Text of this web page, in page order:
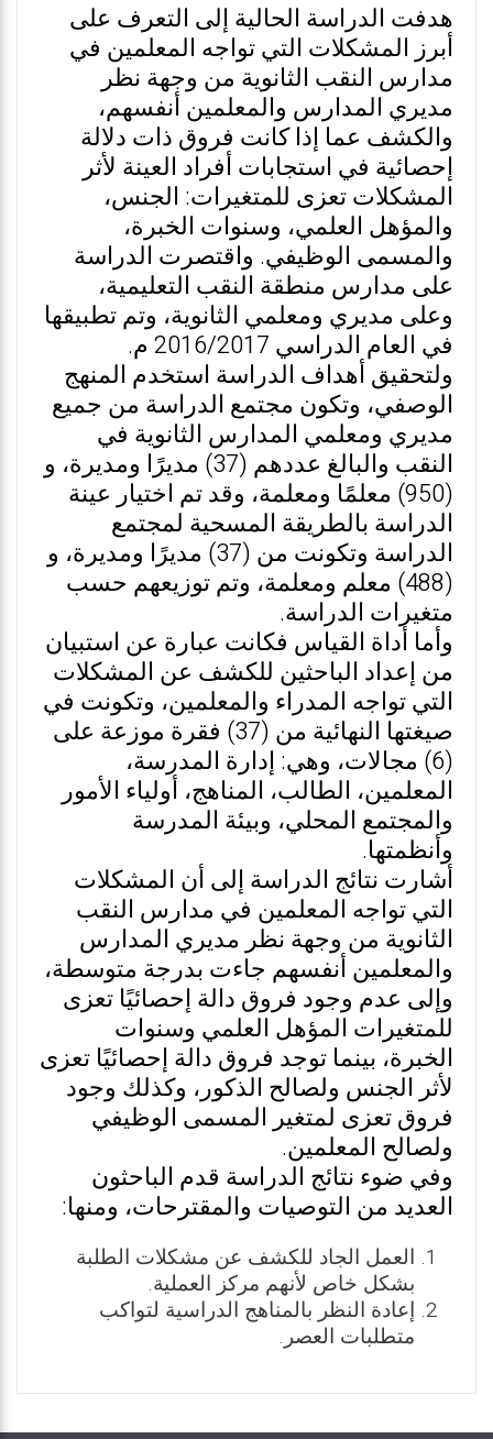
هدفت الدراسة الحالية إلى التعرف على
أبرز المشكلات التي تواجه المعلمين في
مدارس النقب الثانوية من وجهة نظر
مديري المدارس والمعلمين أنفسهم،
والكشف عما إذا كانت فروق ذات دلالة
إحصائية في استجابات أفراد العينة لأثر
المشكلات تعزى للمتغيرات: الجنس،
والمؤهل العلمي، وسنوات الخبرة،
والمسمى الوظيفي. واقتصرت الدراسة
على مدارس منطقة النقب التعليمية،
وعلى مديري ومعلمي الثانوية، وتم تطبيقها
في العام الدراسي 2016/2017 م.
ولتحقيق أهداف الدراسة استخدم المنهج
الوصفي، وتكون مجتمع الدراسة من جميع
مديري ومعلمي المدارس الثانوية في
النقب والبالغ عددهم (37) مديرًا ومديرة، و
(950) معلمًا ومعلمة، وقد تم اختيار عينة
الدراسة بالطريقة المسحية لمجتمع
الدراسة وتكونت من (37) مديرًا ومديرة، و
(488) معلم ومعلمة، وتم توزيعهم حسب
متغيرات الدراسة.
وأما أداة القياس فكانت عبارة عن استبيان
من إعداد الباحثين للكشف عن المشكلات
التي تواجه المدراء والمعلمين، وتكونت في
صيغتها النهائية من (37) فقرة موزعة على
(6) مجالات، وهي: إدارة المدرسة،
المعلمين، الطالب، المناهج، أولياء الأمور
والمجتمع المحلي، وبيئة المدرسة
وأنظمتها.
أشارت نتائج الدراسة إلى أن المشكلات
التي تواجه المعلمين في مدارس النقب
الثانوية من وجهة نظر مديري المدارس
والمعلمين أنفسهم جاءت بدرجة متوسطة،
وإلى عدم وجود فروق دالة إحصائيًا تعزى
للمتغيرات المؤهل العلمي وسنوات
الخبرة، بينما توجد فروق دالة إحصائيًا تعزى
لأثر الجنس ولصالح الذكور، وكذلك وجود
فروق تعزى لمتغير المسمى الوظيفي
ولصالح المعلمين.
وفي ضوء نتائج الدراسة قدم الباحثون
العديد من التوصيات والمقترحات، ومنها:
العمل الجاد للكشف عن مشكلات الطلبة
بشكل خاص لأنهم مركز العملية.
إعادة النظر بالمناهج الدراسية لتواكب
متطلبات العصر.